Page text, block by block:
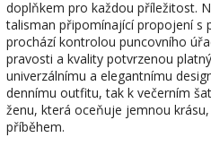
doplňkem pro každou příležitost.
talisman připomínající propojení s
prochází kontrolou puncovního
pravosti a kvality potvrzenou
univerzálnímu a elegantnímu
dennímu outfitu, tak k večerním
ženu, která oceňuje jemnou
příběhem.